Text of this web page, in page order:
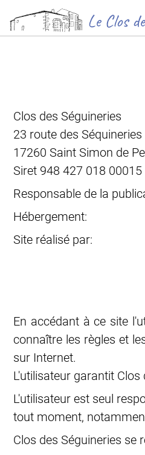
Clos des Séguineries
23 route des Séquineries
17260 Saint Simon de
Siret 948 427 018 00015
Responsable de la
Hébergement:
Site réalisé par:
En accédant à ce site
connaître les règles et
sur Internet.
L'utilisateur garantit
L'utilisateur est seul
tout moment,
Clos des Séguineries se